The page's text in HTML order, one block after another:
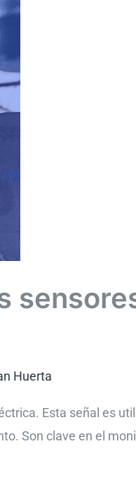
Huerta
Esta señal es
Son clave en el